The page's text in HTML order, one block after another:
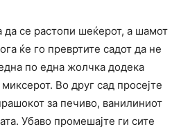
се растопи шеќерот, а шамот
ќе го превртите садот да не
по една жолчка додека
Во друг сад просејте
за печиво, ванилиниот
Убаво промешајте ги сите